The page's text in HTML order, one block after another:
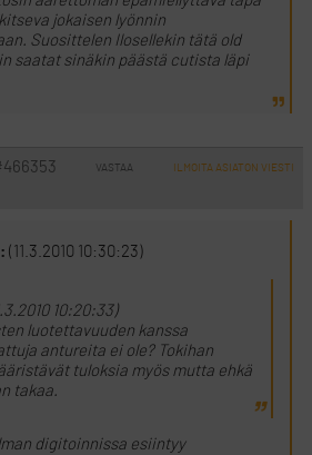
jokaisen lyönnin
Suosittelen Ilosellekin tätä old
saatat sinäkin päästä cutista läpi
VASTAA ILMOITA ASIATON VIESTI
(11.3.2010 10:30:23)
10:20:33)
luotettavuuden kanssa
antureita ei ole? Tokihan
tuloksia myös mutta ehkä
takaa.
digitoinnissa esiintyy